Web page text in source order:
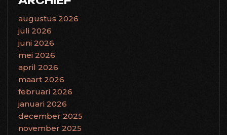
augustus 2026
juli 2026
juni 2026
mei 2026
april 2026
maart 2026
februari 2026
januari 2026
december 2025
november 2025